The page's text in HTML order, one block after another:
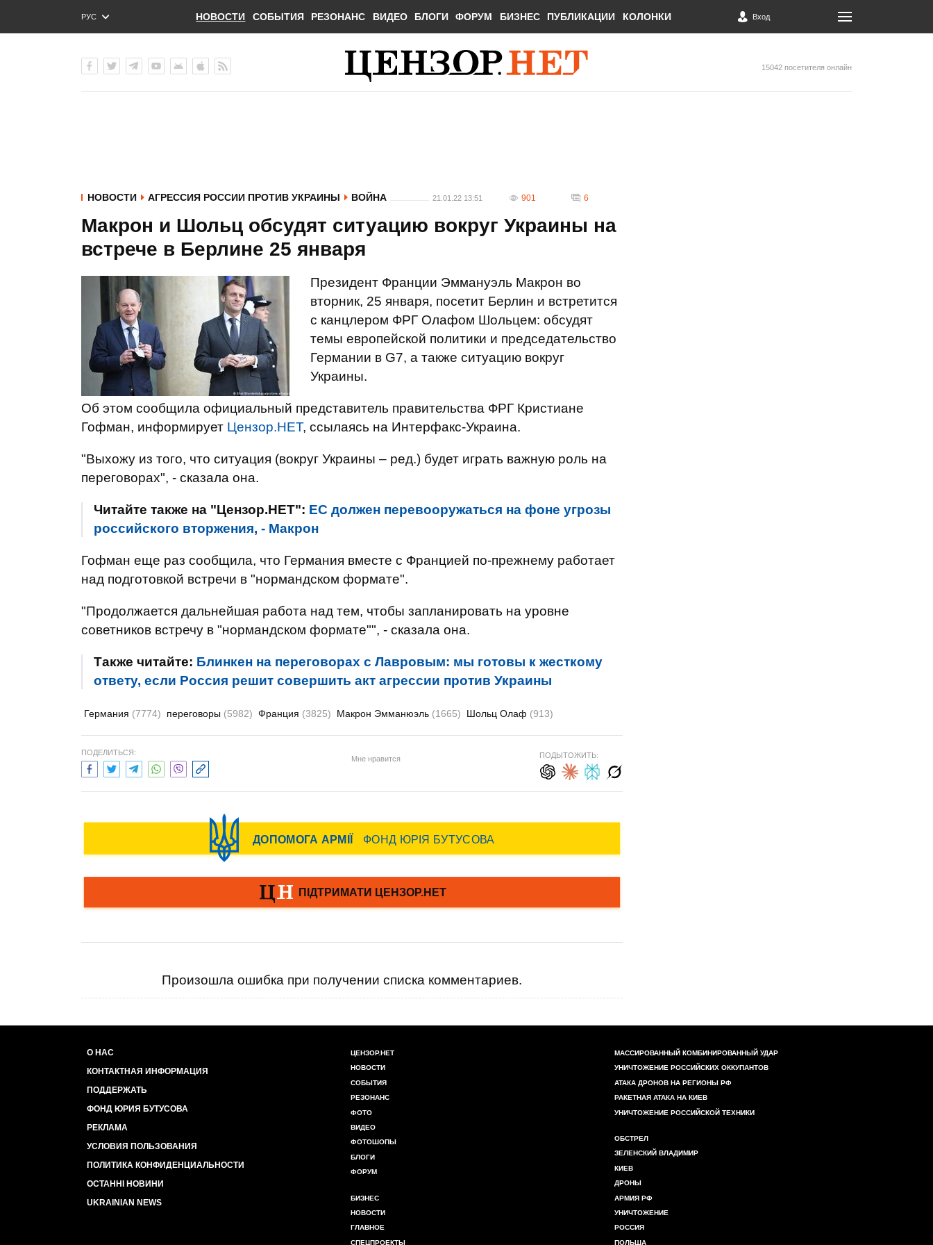
РУС
ENG
НОВОСТИ СОБЫТИЯ РЕЗОНАНС ВИДЕО БЛОГИ ФОРУМ БИЗНЕС ПУБЛИКАЦИИ КОЛОНКИ Вход
15042 посетителя онлайн
НОВОСТИ АГРЕССИЯ РОССИИ ПРОТИВ УКРАИНЫ ВОЙНА 21.01.22 13:51 901 6
Макрон и Шольц обсудят ситуацию вокруг Украины на
встрече в Берлине 25 января
Президент Франции Эммануэль Макрон во
вторник, 25 января, посетит Берлин и встретится
с канцлером ФРГ Олафом Шольцем: обсудят
темы европейской политики и председательство
Германии в G7, а также ситуацию вокруг
Украины.
Об этом сообщила официальный представитель правительства ФРГ Кристиане
Гофман, информирует Цензор.НЕТ, ссылаясь на Интерфакс-Украина.
"Выхожу из того, что ситуация (вокруг Украины – ред.) будет играть важную роль на
переговорах", - сказала она.
Читайте также на "Цензор.НЕТ": ЕС должен перевооружаться на фоне угрозы
российского вторжения, - Макрон
Гофман еще раз сообщила, что Германия вместе с Францией по-прежнему работает
над подготовкой встречи в "нормандском формате".
"Продолжается дальнейшая работа над тем, чтобы запланировать на уровне
советников встречу в "нормандском формате"", - сказала она.
Также читайте: Блинкен на переговорах с Лавровым: мы готовы к жесткому
ответу, если Россия решит совершить акт агрессии против Украины
Германия (7774) переговоры (5982) Франция (3825) Макрон Эмманюэль (1665) Шольц Олаф (913)
ПОДЕЛИТЬСЯ:
Мне нравится ПОДЫТОЖИТЬ:
Произошла ошибка при получении списка комментариев.
О НАС
КОНТАКТНАЯ ИНФОРМАЦИЯ
ПОДДЕРЖАТЬ
ФОНД ЮРИЯ БУТУСОВА
РЕКЛАМА
УСЛОВИЯ ПОЛЬЗОВАНИЯ
ПОЛИТИКА КОНФИДЕНЦИАЛЬНОСТИ
ОСТАННІ НОВИНИ
UKRAINIAN NEWS
ЦЕНЗОР.НЕТ
НОВОСТИ
СОБЫТИЯ
РЕЗОНАНС
ФОТО
ВИДЕО
ФОТОШОПЫ
БЛОГИ
ФОРУМ
БИЗНЕС
НОВОСТИ
ГЛАВНОЕ
СПЕЦПРОЕКТЫ
МАССИРОВАННЫЙ КОМБИНИРОВАННЫЙ УДАР
УНИЧТОЖЕНИЕ РОССИЙСКИХ ОККУПАНТОВ
АТАКА ДРОНОВ НА РЕГИОНЫ РФ
РАКЕТНАЯ АТАКА НА КИЕВ
УНИЧТОЖЕНИЕ РОССИЙСКОЙ ТЕХНИКИ
ОБСТРЕЛ
ЗЕЛЕНСКИЙ ВЛАДИМИР
КИЕВ
ДРОНЫ
АРМИЯ РФ
УНИЧТОЖЕНИЕ
РОССИЯ
ПОЛЬША